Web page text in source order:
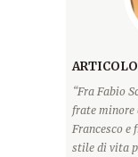
“Fra Fabio
frate minore
Francesco e
stile di vita